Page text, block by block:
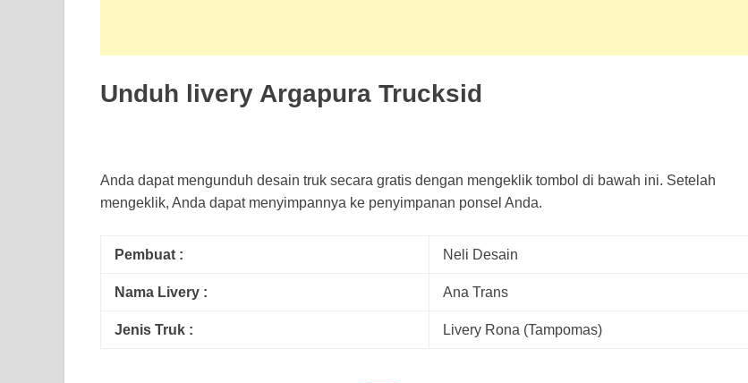
Unduh livery Argapura Trucksid
Anda dapat mengunduh desain truk secara gratis dengan mengeklik tombol di bawah ini. Setelah
mengeklik, Anda dapat menyimpannya ke penyimpanan ponsel Anda.
Pembuat : Neli Desain
Nama Livery : Ana Trans
Jenis Truk : Livery Rona (Tampomas)